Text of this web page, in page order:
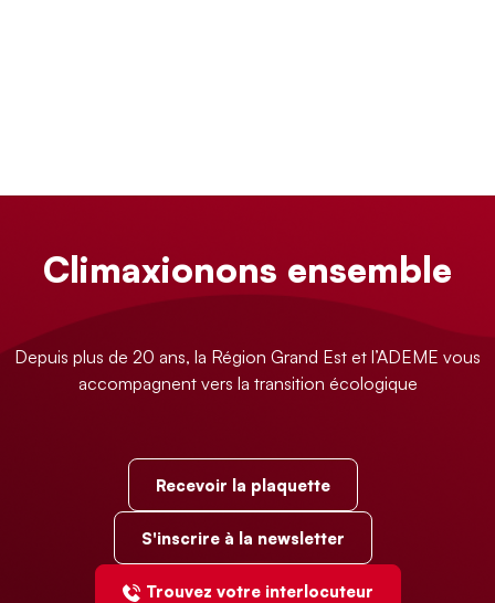
Climaxionons ensemble
Depuis plus de 20 ans, la Région Grand Est et l’ADEME vous
accompagnent vers la transition écologique
Recevoir la plaquette
S'inscrire à la newsletter
Trouvez votre interlocuteur